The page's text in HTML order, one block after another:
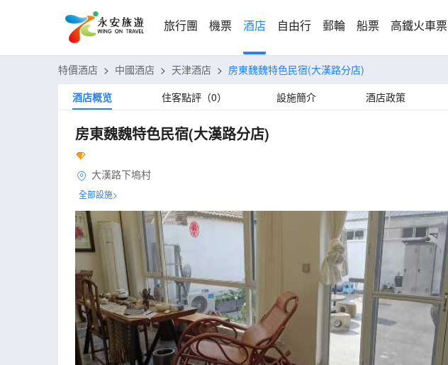
旅行團 機票 酒店 自由行 郵輪 船票 高鐵火車票
特價酒店 > 中國酒店 > 天津酒店 > 房東魏魏特色民宿(大漢路分店)
酒店概览
住客點評（0） 設施簡介 酒店政策
房東魏魏特色民宿(大漢路分店)
大漢路下塢村
全部設施>